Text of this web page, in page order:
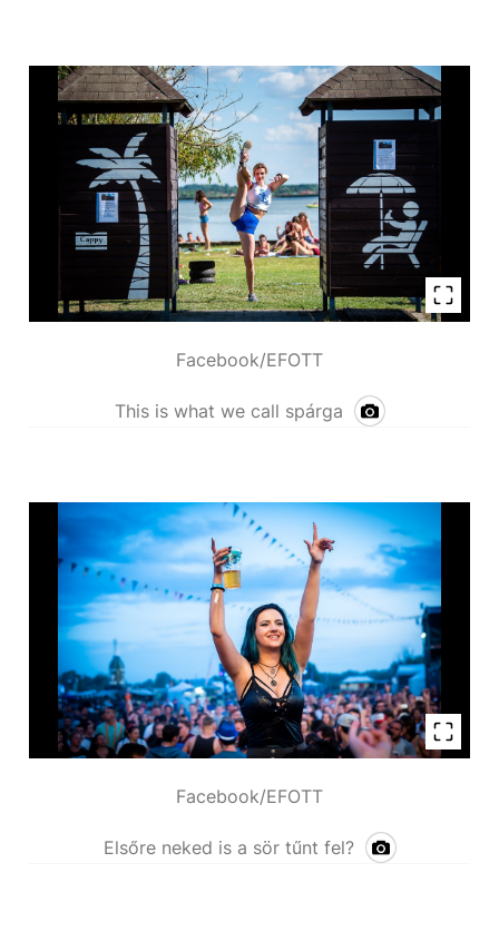
Facebook/EFOTT
This is what we call spárga
Facebook/EFOTT
Elsőre neked is a sör tűnt fel?